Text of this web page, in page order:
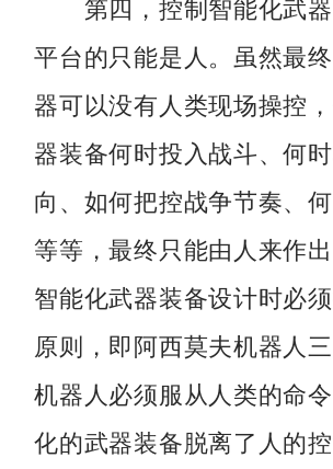
平台的只能是人。虽然最
器可以没有人类现场操控
器装备何时投入战斗、何
向、如何把控战争节奏、
等等，最终只能由人来作
智能化武器装备设计时必
原则，即阿西莫夫机器人
机器人必须服从人类的命
化的武器装备脱离了人的